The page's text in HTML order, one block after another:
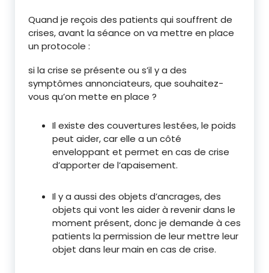
Quand je reçois des patients qui souffrent de
crises, avant la séance on va mettre en place
un protocole :
si la crise se présente ou s’il y a des
symptômes annonciateurs, que souhaitez-
vous qu’on mette en place ?
Il existe des couvertures lestées, le poids
peut aider, car elle a un côté
enveloppant et permet en cas de crise
d’apporter de l’apaisement.
Il y a aussi des objets d’ancrages, des
objets qui vont les aider à revenir dans le
moment présent, donc je demande à ces
patients la permission de leur mettre leur
objet dans leur main en cas de crise.